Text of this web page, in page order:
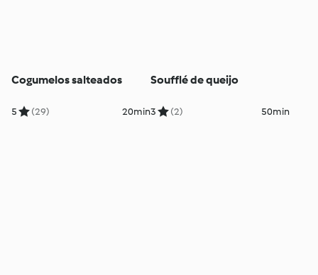
Cogumelos salteados
5 (29) 20min
Soufflé de queijo
3 (2) 50min